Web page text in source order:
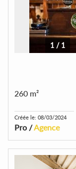
1 / 1
260 m²
Créée le: 08/03/2024
Pro /Agence